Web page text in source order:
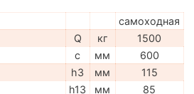
самоходная
Q кг
1500
c мм
600
h3 мм
115
h13 мм
85